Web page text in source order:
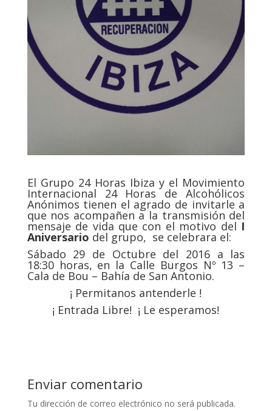
El Grupo 24 Horas Ibiza y el Movimiento
Internacional 24 Horas de Alcohólicos
Anónimos tienen el agrado de invitarle a
que nos acompañen a la transmisión del
mensaje de vida que con el motivo del I
Aniversario del grupo, se celebrara el:
Sábado 29 de Octubre del 2016 a las
18:30 horas, en la Calle Burgos Nº 13 –
Cala de Bou – Bahía de San Antonio.
¡ Permitanos antenderle !
¡ Entrada Libre! ¡ Le esperamos!
Enviar comentario
Tu dirección de correo electrónico no será publicada.